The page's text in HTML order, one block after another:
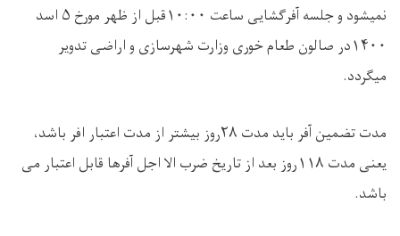
نمیشود و جلسه آفرگشایی ساعت ۱۰:۰۰قبل از ظهر مورخ ۵ اسد
۱۴۰۰در صالون طعام خوری وزارت شهرسازی و اراضی تدویر
میگردد.
مدت تضمین آفر باید مدت ۲۸روز بیشتر از مدت اعتبار افر باشد،
یعنی مدت ۱۱۸روز بعد از تاریخ ضرب الا اجل آفرها قابل اعتبار می
باشد.